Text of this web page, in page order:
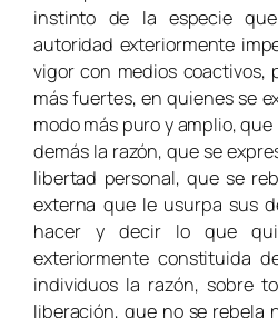
instinto de la especie
autoridad exteriormente
vigor con medios coactivos,
más fuertes, en quienes se
modo más puro y amplio,
demás la razón, que se
libertad personal, que se
externa que le usurpa sus
hacer y decir lo que
exteriormente constituida
individuos la razón, sobre
liberación, que no se rebela